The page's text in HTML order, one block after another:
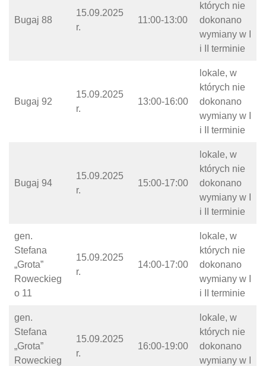
Bugaj 88
15.09.2025
r.
11:00-13:00
których nie
dokonano
wymiany w I
i II terminie
Bugaj 92
15.09.2025
r.
13:00-16:00
lokale, w
których nie
dokonano
wymiany w I
i II terminie
Bugaj 94
15.09.2025
r.
15:00-17:00
lokale, w
których nie
dokonano
wymiany w I
i II terminie
gen.
Stefana
„Grota”
Roweckieg
o 11
15.09.2025
r.
14:00-17:00
lokale, w
których nie
dokonano
wymiany w I
i II terminie
gen.
Stefana
„Grota”
Roweckieg
15.09.2025
r.
16:00-19:00
lokale, w
których nie
dokonano
wymiany w I